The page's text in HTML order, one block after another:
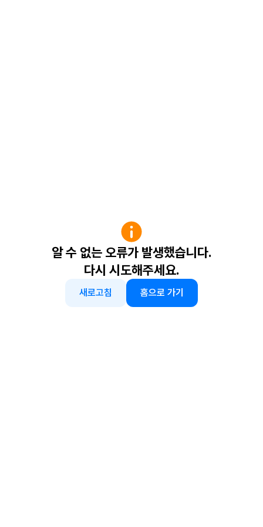
알 수 없는 오류가 발생했습니다.
다시 시도해주세요.
새로고침 홈으로 가기